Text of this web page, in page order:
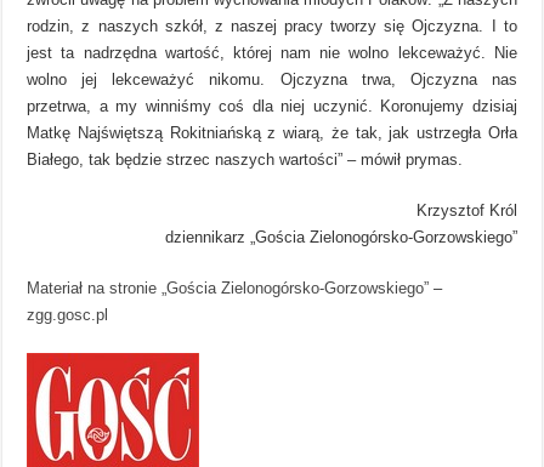
rodzin, z naszych szkół, z naszej pracy tworzy się Ojczyzna. I to
jest ta nadrzędna wartość, której nam nie wolno lekceważyć. Nie
wolno jej lekceważyć nikomu. Ojczyzna trwa, Ojczyzna nas
przetrwa, a my winniśmy coś dla niej uczynić. Koronujemy dzisiaj
Matkę Najświętszą Rokitniańską z wiarą, że tak, jak ustrzegła Orła
Białego, tak będzie strzec naszych wartości” – mówił prymas.
Krzysztof Król
dziennikarz „Gościa Zielonogórsko-Gorzowskiego”
Materiał na stronie „Gościa Zielonogórsko-Gorzowskiego” –
zgg.gosc.pl